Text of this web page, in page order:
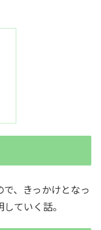
、きっかけとなっ
ていく話。